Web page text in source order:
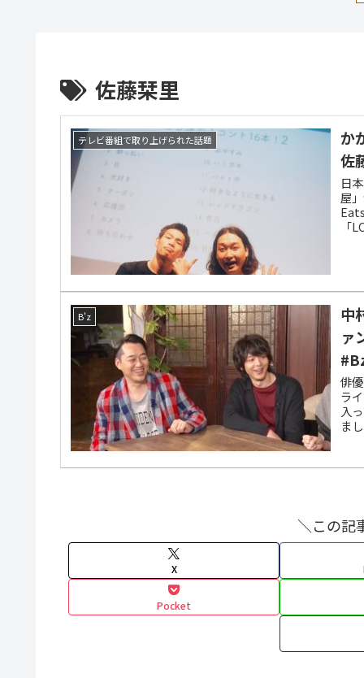
佐藤栞里
テレビ番組で取り上げられた話題
か
佐
日
屋
「
B'z
中
ァ
俳
ラ
入
ま
＼この記
X
Pocket